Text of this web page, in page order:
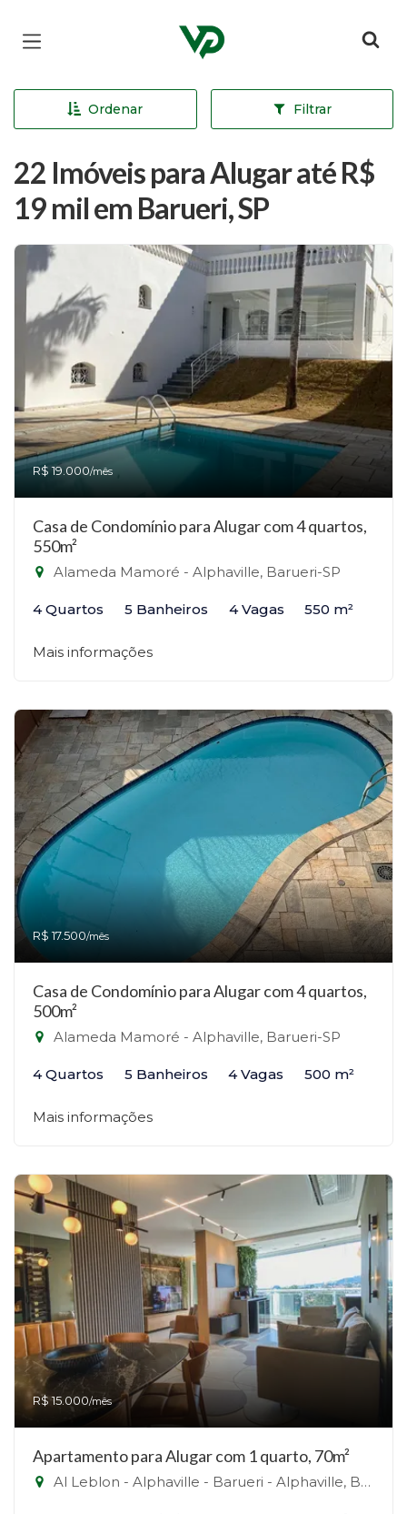
Página inicial
Ordenar Filtrar
22 Imóveis para Alugar até R$
19 mil em Barueri, SP
R$ 19.000/mês
Casa de Condomínio para Alugar com 4 quartos,
550m²
Alameda Mamoré - Alphaville, Barueri-SP
4 Quartos 5 Banheiros 4 Vagas 550 m²
Mais informações
R$ 17.500/mês
Casa de Condomínio para Alugar com 4 quartos,
500m²
Alameda Mamoré - Alphaville, Barueri-SP
4 Quartos 5 Banheiros 4 Vagas 500 m²
Mais informações
R$ 15.000/mês
Apartamento para Alugar com 1 quarto, 70m²
Al Leblon - Alphaville - Barueri - Alphaville, Barueri-SP